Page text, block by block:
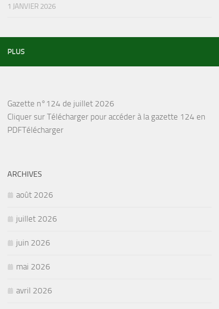
1 JANVIER 2026
PLUS
Gazette n°124 de juillet 2026
Cliquer sur Télécharger pour accéder à la gazette 124 en
PDFTélécharger
ARCHIVES
août 2026
juillet 2026
juin 2026
mai 2026
avril 2026